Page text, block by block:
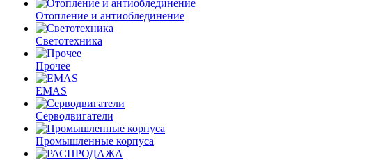
Отопление и антиоблединение
Светотехника
Прочее
EMAS
Cерводвигатели
Промышленные корпуса